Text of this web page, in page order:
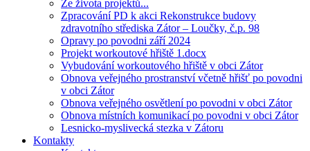
Ze života projektů...
Zpracování PD k akci Rekonstrukce budovy
zdravotního střediska Zátor – Loučky, č.p. 98
Opravy po povodni září 2024
Projekt workoutové hřiště 1.docx
Vybudování workoutového hřiště v obci Zátor
Obnova veřejného prostranství včetně hřišť po povodni
v obci Zátor
Obnova veřejného osvětlení po povodni v obci Zátor
Obnova místních komunikací po povodni v obci Zátor
Lesnicko-myslivecká stezka v Zátoru
Kontakty